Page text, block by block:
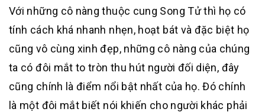
Với những cô nàng thuộc cung Song Tử thì họ có
tính cách khá nhanh nhẹn, hoạt bát và đặc biệt họ
cũng vô cùng xinh đẹp, những cô nàng của chúng
ta có đôi mắt to tròn thu hút người đối diện, đây
cũng chính là điểm nổi bật nhất của họ. Đó chính
là một đôi mắt biết nói khiến cho người khác phải